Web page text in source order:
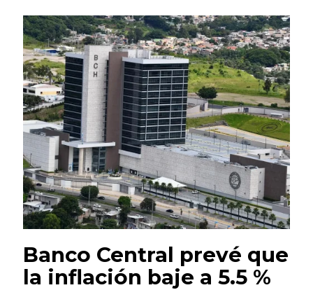
Banco Central prevé que
la inflación baje a 5.5 %